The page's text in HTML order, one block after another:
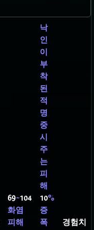
69~104
화염
피해
낙
인
이
부
착
된
적
명
중
시
주
는
피
해
10%
증
폭
경험치